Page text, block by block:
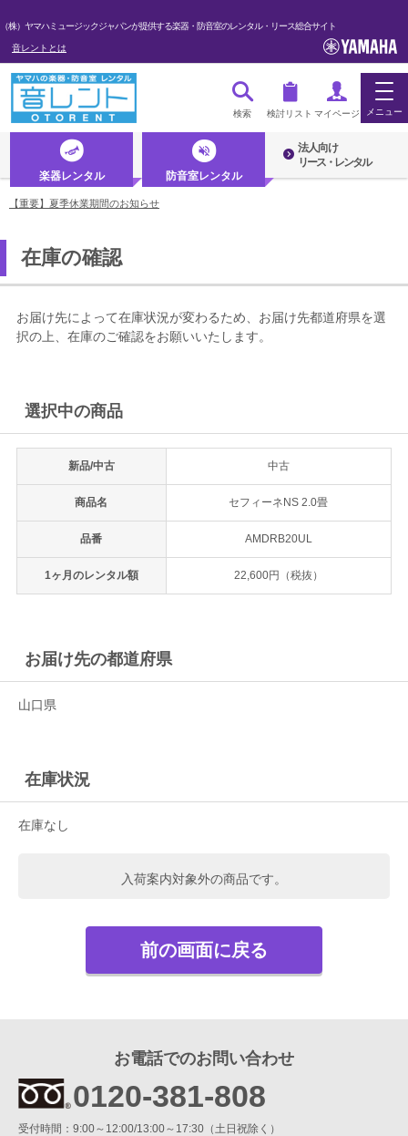
（株）ヤマハミュージックジャパンが提供する楽器・防音室のレンタル・リース総合サイト
音レントとは
検索 検討リスト マイページ メニュー
ログイン・マイページ
初めての方へ・音レントとは
法人のお客様
ギター・ウクレレ
電子ピアノ・エレクトーン・シンセ
音バトン レンタルプラン
セフィーネ NS 0.8～1.5畳
セフィーネNS MCプラン
簡易防音室 DIY.M
お電話でのお問い合わせ
9:00～12:00 / 13:00～17:30
（株）ヤマハミュージックジャパン レンタル・リース課
楽器レンタル 防音室レンタル
法人向け
リース・レンタル
【重要】夏季休業期間のお知らせ
在庫の確認
お届け先によって在庫状況が変わるため、お届け先都道府県を選
択の上、在庫のご確認をお願いいたします。
選択中の商品
新品/中古 中古
商品名 セフィーネNS 2.0畳
品番 AMDRB20UL
1ヶ月のレンタル額 22,600円（税抜）
お届け先の都道府県
山口県
在庫状況
在庫なし
入荷案内対象外の商品です。
前の画面に戻る
お電話でのお問い合わせ
0120-381-808
受付時間：9:00～12:00/13:00～17:30（土日祝除く）